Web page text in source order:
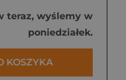
teraz, wyślemy w
poniedziałek.
KOSZYKA